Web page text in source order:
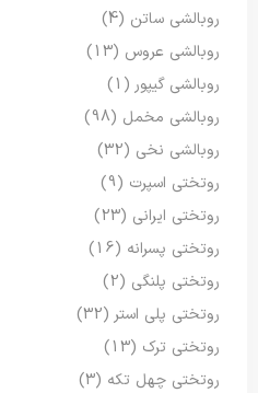
روبالشی ساتن (4)
روبالشی عروس (13)
روبالشی گیپور (1)
روبالشی مخمل (98)
روبالشی نخی (32)
روتختی اسپرت (9)
روتختی ایرانی (23)
روتختی پسرانه (16)
روتختی پلنگی (2)
روتختی پلی استر (32)
روتختی ترک (13)
روتختی چهل تکه (3)